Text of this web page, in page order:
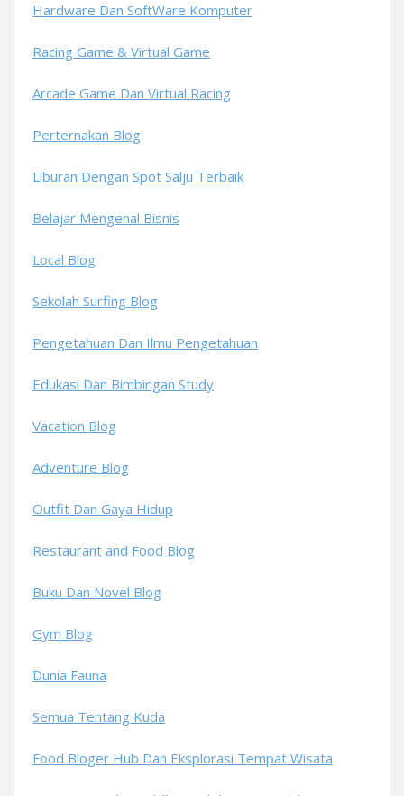
Hardware Dan SoftWare Komputer
Racing Game & Virtual Game
Arcade Game Dan Virtual Racing
Perternakan Blog
Liburan Dengan Spot Salju Terbaik
Belajar Mengenal Bisnis
Local Blog
Sekolah Surfing Blog
Pengetahuan Dan Ilmu Pengetahuan
Edukasi Dan Bimbingan Study
Vacation Blog
Adventure Blog
Outfit Dan Gaya Hidup
Restaurant and Food Blog
Buku Dan Novel Blog
Gym Blog
Dunia Fauna
Semua Tentang Kuda
Food Bloger Hub Dan Eksplorasi Tempat Wisata